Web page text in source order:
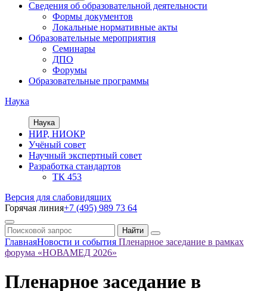
Сведения об образовательной деятельности
Формы документов
Локальные нормативные акты
Образовательные мероприятия
Семинары
ДПО
Форумы
Образовательные программы
Наука
Наука
НИР, НИОКР
Учёный совет
Научный экспертный совет
Разработка стандартов
ТК 453
Версия для слабовидящих
Горячая линия+7 (495) 989 73 64
ГлавнаяНовости и события Пленарное заседание в рамках
форума «НОВАМЕД 2026»
Пленарное заседание в